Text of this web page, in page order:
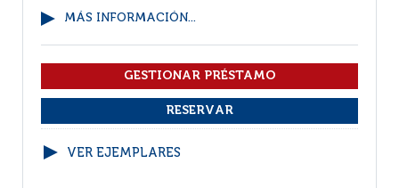
MÁS INFORMACIÓN...
VER EJEMPLARES